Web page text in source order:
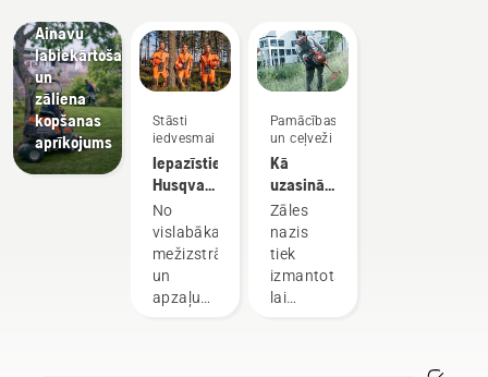
Ainavu
labiekārtošanas
un
zāliena
kopšanas
aprīkojums
Stāsti
iedvesmai
Iepazīstiet
Husqvarna
H komandu —
mūsu
prasīgākos
lietotājus
No
vislabākajiem
mežizstrādes
un
apzaļumošanas
Pamācības
un ceļveži
Kā
uzasināt
zāles
nazi
Zāles
nazis
tiek
izmantots,
lai